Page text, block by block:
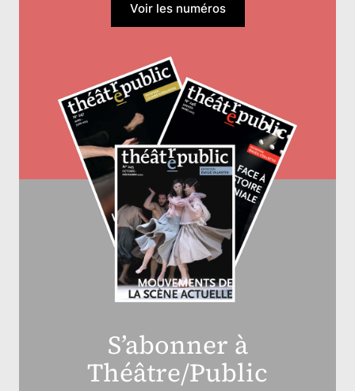
Voir les numéros
S’abonner à
Théâtre/Public